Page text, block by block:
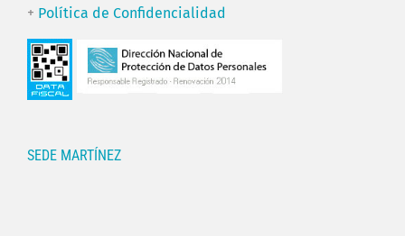
+ Política de Confidencialidad
SEDE MARTÍNEZ